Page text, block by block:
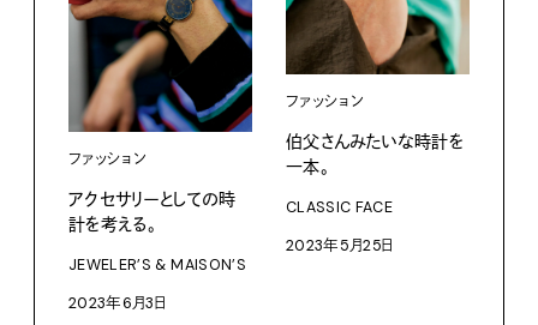
ファッション
アクセサリーとしての時
計を考える。
JEWELER’S & MAISON’S
2023年6月3日
ファッション
伯父さんみたいな時計を
一本。
CLASSIC FACE
2023年5月25日